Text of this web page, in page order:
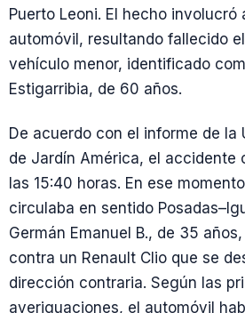
Puerto Leoni. El hecho
automóvil, resultando fallecido
vehículo menor, identificado
Estigarribia, de 60 años.
De acuerdo con el informe de la
de Jardín América, el accidente
las 15:40 horas. En ese
circulaba en sentido
Germán Emanuel B., de 35
contra un Renault Clio que se
dirección contraria. Según las
averiguaciones, el automóvil